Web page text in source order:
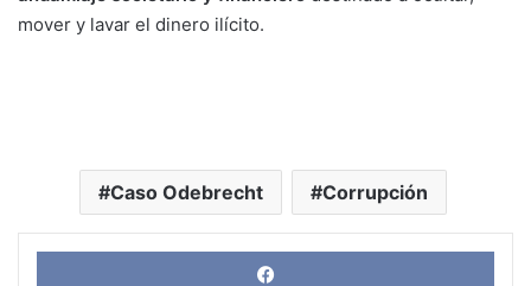
mover y lavar el dinero ilícito.
Caso Odebrecht Corrupción